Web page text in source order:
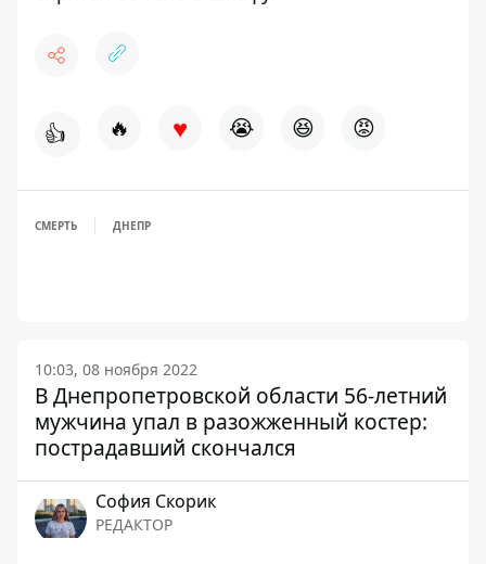
👍 🔥 ♥ 😭 😆 😡
СМЕРТЬ ДНЕПР
10:03, 08 ноября 2022
В Днепропетровской области 56-летний
мужчина упал в разожженный костер:
пострадавший скончался
София Скорик
РЕДАКТОР